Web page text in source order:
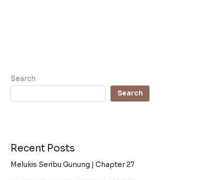
Search
Search
Recent Posts
Melukis Seribu Gunung | Chapter 27